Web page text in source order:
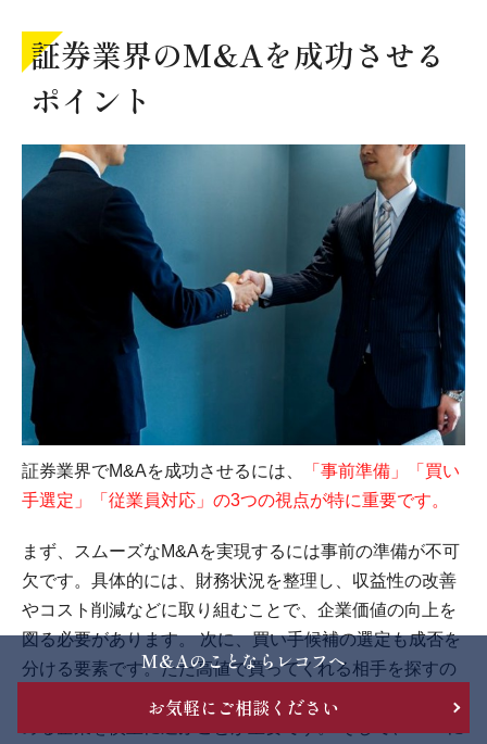
証券業界のM&Aを成功させる
ポイント
証券業界でM&Aを成功させるには、
「事前準備」「買い
手選定」「従業員対応」の3つの視点が特に重要です。
まず、スムーズなM&Aを実現するには事前の準備が不可
欠です。具体的には、財務状況を整理し、収益性の改善
やコスト削減などに取り組むことで、企業価値の向上を
図る必要があります。 次に、買い手候補の選定も成否を
分ける要素です。ただ高値で買ってくれる相手を探すの
ではなく、事業内容や組織文化においてシナジーが見込
M&Aのことならレコフへ
お気軽にご相談ください